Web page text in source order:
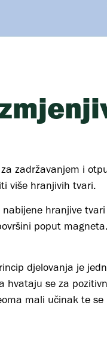
zadržavanjem i
više hranjivih tvari.
hranjive
poput
djelovanja je
se za
mali učinak te